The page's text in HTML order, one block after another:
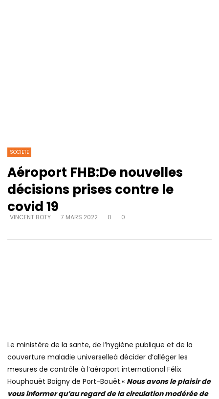
SOCIETE
Aéroport FHB:De nouvelles
décisions prises contre le
covid 19
VINCENT BOTY 7 MARS 2022 0 0
Le ministère de la sante, de l’hygiène publique et de la
couverture maladie universelleà décider d’alléger les
mesures de contrôle à l’aéroport international Félix
Houphouët Boigny de Port-Bouët.« Nous avons le plaisir de
vous informer qu’au regard de la circulation modérée de